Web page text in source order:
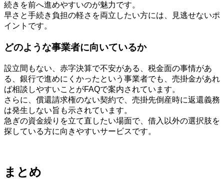
続きを前へ進めやすいのが魅力です。
早さと手続き負担の軽さを両立したい方には、見逃せないポ
イントです。
どのような事業者に向いているか
設立間もない、赤字決算で不安がある、税金面の事情があ
る、銀行で進めにくかったという事業者でも、売掛金があれ
ば相談しやすいことがFAQで案内されています。
さらに、償還請求権のない契約で、売掛先倒産時に返還義務
は発生しない旨も示されています。
急ぎの資金繰りを立て直したい場面で、借入以外の選択肢を
探している方に向きやすいサービスです。
まとめ